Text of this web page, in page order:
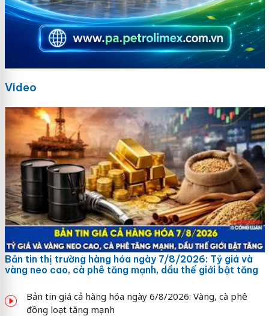
Video
Bản tin thị trường hàng hóa ngày 7/8/2026: Tỷ giá và
vàng neo cao, cà phê tăng mạnh, dầu thế giới bật tăng
Bản tin giá cả hàng hóa ngày 6/8/2026: Vàng, cà phê
đồng loạt tăng mạnh